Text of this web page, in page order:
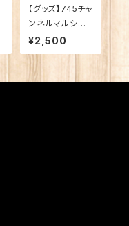
【グッズ】745チャ
ンネルマルシェ
バッグ
¥2,500